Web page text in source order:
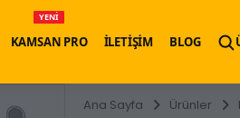
YENİ
KAMSAN PRO İLETİŞİM BLOG
Ana Sayfa Ürünler